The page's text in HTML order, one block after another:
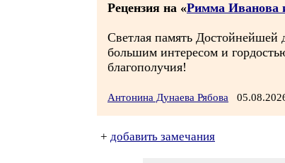
Рецензия на «Римма Иванова
Светлая память
большим интересом и
благополучия!
Антонина Дунаева Рябова
+ добавить замечания